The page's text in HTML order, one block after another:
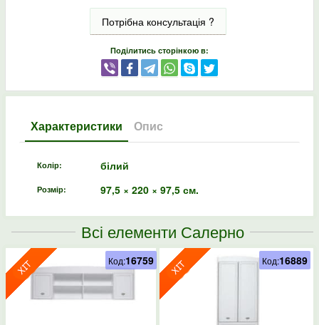
Потрібна консультація ?
Поділитись сторінкою в:
Характеристики Опис
Колір: білий
Розмір: 97,5 × 220 × 97,5 см.
Всі елементи Салерно
Код:16759 Код:16889